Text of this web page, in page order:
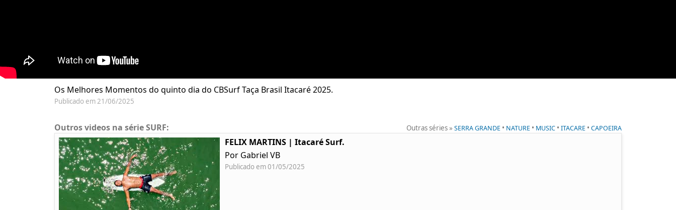
Os Melhores Momentos do quinto dia do CBSurf Taça Brasil Itacaré 2025.
Publicado em 21/06/2025
Outras séries »SERRA GRANDE • NATURE • MUSIC •ITACARE •CAPOEIRA
Outros videos na série SURF:
FELIX MARTINS | Itacaré Surf.
Por Gabriel VB
Publicado em 01/05/2025